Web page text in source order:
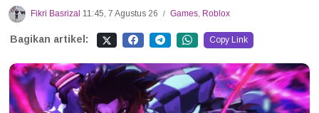
Fikri Basrizal 11:45, 7 Agustus 26 / Games, Roblox
Bagikan artikel: Copy Link